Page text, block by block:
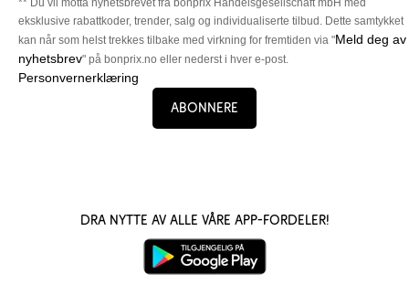
eksklusive rabattkoder, trender, salg og individualiserte tilbud. Dette samtykket
kan når som helst trekkes tilbake med virkning for fremtiden via "Meld deg av
nyhetsbrev" på bonprix.no eller nederst i hver e-post.
Personvernerklæring
Abonnere
Dra nytte av alle våre app-fordeler!